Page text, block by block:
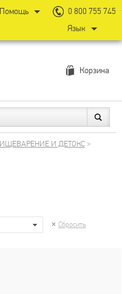
Корзина
И ДЕТОКС>
Сбросить
Помощь
0 800 755 745
Язык